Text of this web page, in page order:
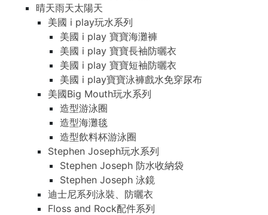
晴天雨天太陽天
美國 i play玩水系列
美國 i play 寶寶海灘褲
美國 i play 寶寶長袖防曬衣
美國 i play 寶寶短袖防曬衣
美國 i play寶寶泳褲戲水免穿尿布
美國Big Mouth玩水系列
造型游泳圈
造型海灘毯
造型飲料杯游泳圈
Stephen Joseph玩水系列
Stephen Joseph 防水收納袋
Stephen Joseph 泳鏡
迪士尼系列泳裝、防曬衣
Floss and Rock配件系列